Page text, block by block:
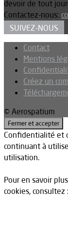
devoir de tout
Contactez-nous:
SUIVEZ-NOUS
Contact
Mentions
Créez un
© Aerospatium
Confidentialité et
continuant à
utilisation.
Pour en savoir
cookies, consultez :